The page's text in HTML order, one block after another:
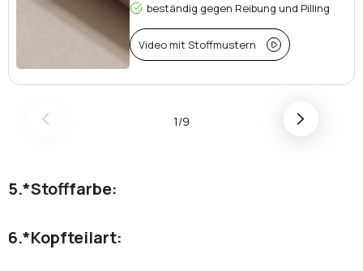
beständig gegen Reibung und Pilling
Video mit Stoffmustern
1/9
*Stofffarbe:
*Kopfteilart: